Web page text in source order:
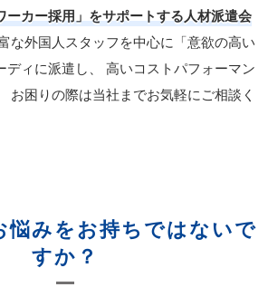
ーカー採用」をサポートする人材派遣会
な外国人スタッフを中心に「意欲の高い
ィに派遣し、
高いコストパフォーマン
お困りの際は当社までお気軽にご相談く
悩みをお持ちではないで
すか？